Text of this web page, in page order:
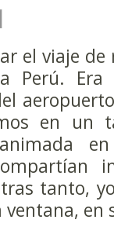
el viaje de
Perú. Era
en un
animada
tanto,
en